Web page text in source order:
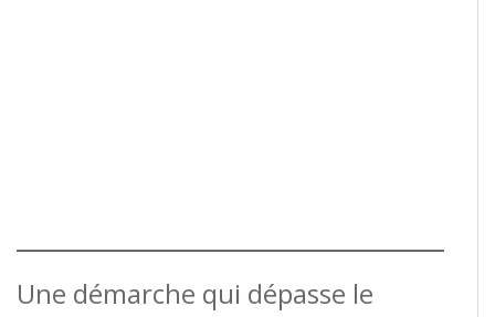
Une démarche qui dépasse le